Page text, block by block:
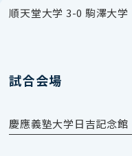
順天堂大学 3-0 駒澤大学
試合会場
慶應義塾大学日吉記念館